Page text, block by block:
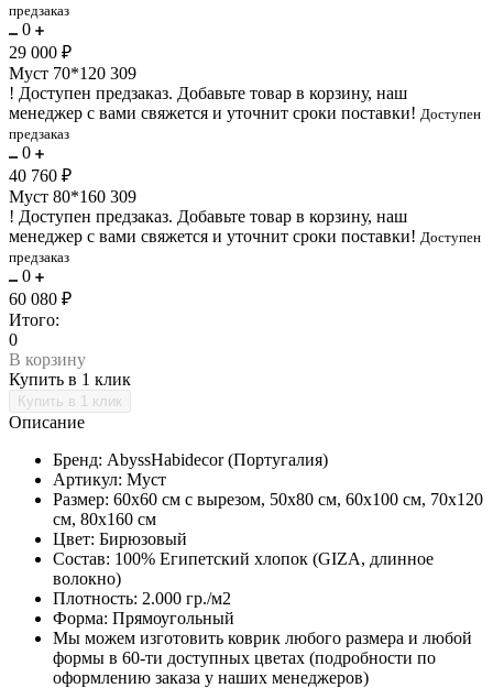
предзаказ
0
29 000 ₽
Муст 70*120 309
! Доступен предзаказ. Добавьте товар в корзину, наш
менеджер с вами свяжется и уточнит сроки поставки! Доступен
предзаказ
0
40 760 ₽
Муст 80*160 309
! Доступен предзаказ. Добавьте товар в корзину, наш
менеджер с вами свяжется и уточнит сроки поставки! Доступен
предзаказ
0
60 080 ₽
Итого:
0
В корзину
Купить в 1 клик
Описание
Бренд: AbyssHabidecor (Португалия)
Артикул: Муст
Размер: 60х60 см с вырезом, 50х80 см, 60х100 см, 70х120
см, 80х160 см
Цвет: Бирюзовый
Состав: 100% Египетский хлопок (GIZA, длинное
волокно)
Плотность: 2.000 гр./м2
Форма: Прямоугольный
Мы можем изготовить коврик любого размера и любой
формы в 60-ти доступных цветах (подробности по
оформлению заказа у наших менеджеров)